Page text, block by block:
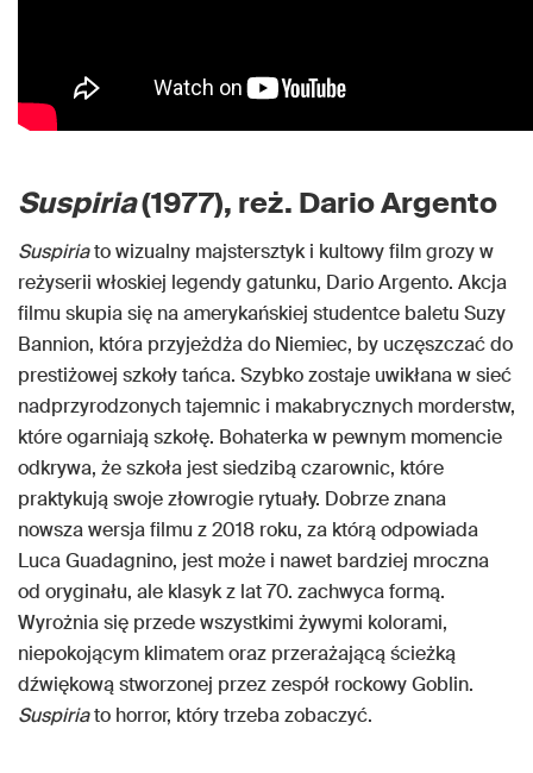
Suspiria(1977), reż. Dario Argento
Suspiriato wizualny majstersztyk i kultowy film grozy w
reżyserii włoskiej legendy gatunku, Dario Argento. Akcja
filmu skupia się na amerykańskiej studentce baletu Suzy
Bannion, która przyjeżdża do Niemiec, by uczęszczać do
prestiżowej szkoły tańca. Szybko zostaje uwikłana w sieć
nadprzyrodzonych tajemnic i makabrycznych morderstw,
które ogarniają szkołę. Bohaterka w pewnym momencie
odkrywa, że szkoła jest siedzibą czarownic, które
praktykują swoje złowrogie rytuały. Dobrze znana
nowsza wersja filmu z 2018 roku, za którą odpowiada
Luca Guadagnino, jest może i nawet bardziej mroczna
od oryginału, ale klasyk z lat 70. zachwyca formą.
Wyrożnia się przede wszystkimi żywymi kolorami,
niepokojącym klimatem oraz przerażającą ścieżką
dźwiękową stworzonej przez zespół rockowy Goblin.
Suspiriato horror, który trzeba zobaczyć.